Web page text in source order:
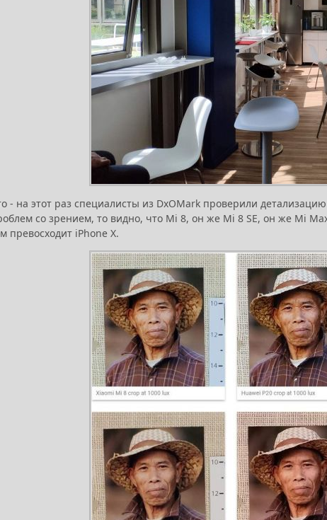
- на этот раз специалисты из DxOMark проверили
со зрением, то видно, что Mi 8, он же Mi 8 SE, он же Mi
превосходит iPhone X.